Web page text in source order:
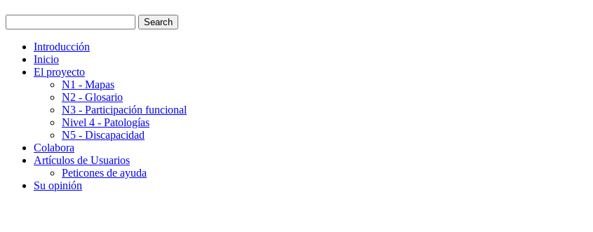
Introducción
Inicio
El proyecto
N1 - Mapas
N2 - Glosario
N3 - Participación funcional
Nivel 4 - Patologías
N5 - Discapacidad
Colabora
Artículos de Usuarios
Peticones de ayuda
Su opinión